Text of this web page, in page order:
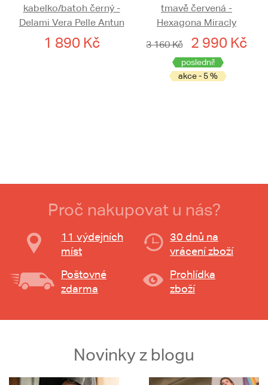
kabelko/batoh černý -
Delami Vera Pelle Antun
1 890 Kč
tmavě červená -
Hexagona Miracly
3 160 Kč
2 990 Kč
poslední!
akce - 5 %
Proč nakupovat u nás?
11 výdejních
míst
30 dnů na
vrácení zboží
Poštovné
zdarma
Prohlídka
zboží
Novinky z blogu